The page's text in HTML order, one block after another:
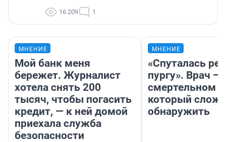
16 209 1
МНЕНИЕ
Мой банк меня
бережет. Журналист
хотела снять 200
тысяч, чтобы погасить
кредит, — к ней домой
приехала служба
безопасности
МНЕНИЕ
«Спуталась
пургу». Врач —
смертельном
который
обнаружить